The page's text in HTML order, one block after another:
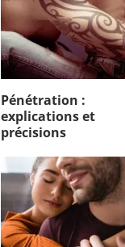
Pénétration :
explications et
précisions